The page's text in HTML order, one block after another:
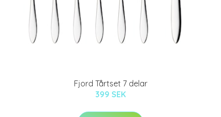
Fjord Tårtset 7 delar
399 SEK